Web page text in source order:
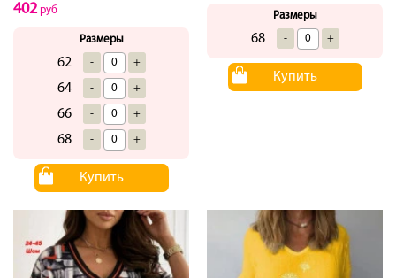
402руб
Размеры
62 - +
64 - +
66 - +
68 - +
Купить
Размеры
68 - +
Купить